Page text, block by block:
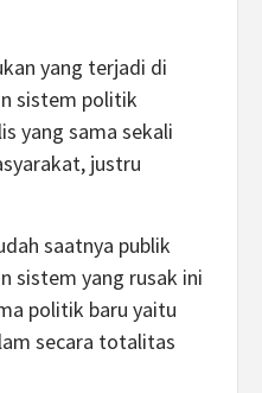
yang terjadi di
sistem politik
yang sama sekali
justru
saatnya publik
sistem yang rusak ini
politik baru yaitu
secara totalitas